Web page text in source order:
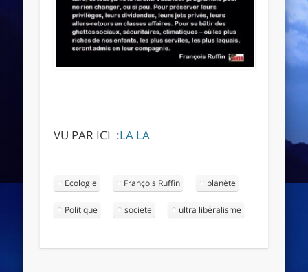
VU PAR ICI :LA LA
Ecologie François Ruffin planète
Politique societe ultra libéralisme